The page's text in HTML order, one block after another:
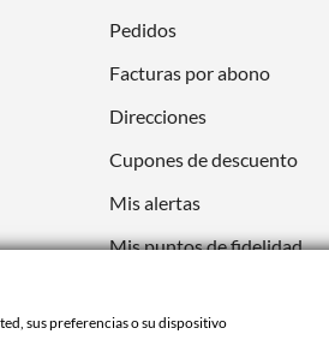
Pedidos
Facturas por abono
Direcciones
Cupones de descuento
Mis alertas
Mis puntos de fidelidad
sus preferencias o su dispositivo